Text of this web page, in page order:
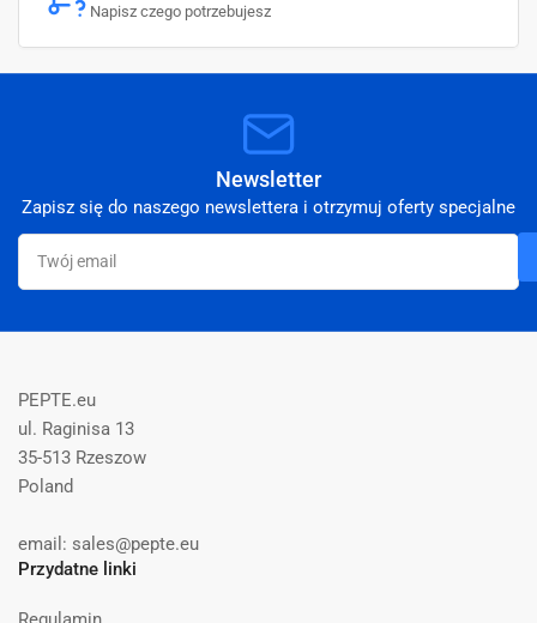
Napisz czego potrzebujesz
Newsletter
Zapisz się do naszego newslettera i otrzymuj oferty specjalne
Twój
email
PEPTE.eu
ul. Raginisa 13
35-513 Rzeszow
Poland
email: sales@pepte.eu
Przydatne linki